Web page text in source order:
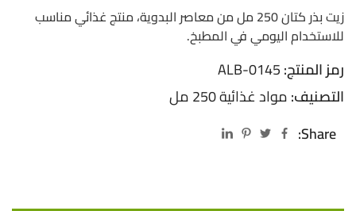
زيت بذر كتان 250 مل من معاصر البدوية، منتج غذائي مناسب
للاستخدام اليومي في المطبخ.
رمز المنتج:ALB-0145
التصنيف:مواد غذائية 250 مل
Share: